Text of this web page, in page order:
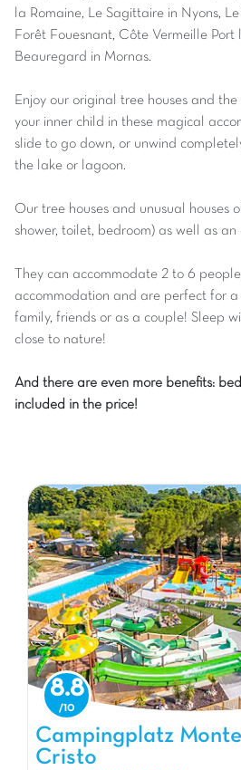
la Romaine, Le Sagittaire in Nyons,
Forêt Fouesnant, Côte Vermeille Port
Beauregard in Mornas.
Enjoy our original tree houses and
your inner child in these magical
slide to go down, or unwind
the lake or lagoon.
Our tree houses and unusual houses
shower, toilet, bedroom) as well as
They can accommodate 2 to 6
accommodation and are perfect for
family, friends or as a couple! Sleep
close to nature!
And there are even more benefits:
included in the price!
Campingplatz Monte Cristo,
8.8
Campingplatz Monte
Cristo